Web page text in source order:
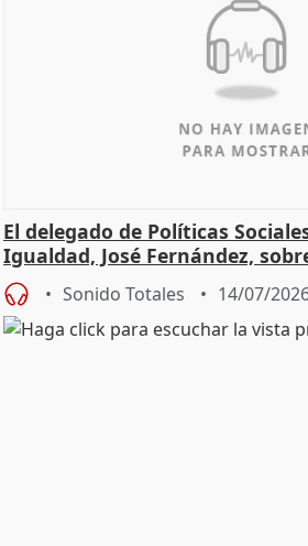
El delegado de Políticas
Igualdad, José Fernández,
Sonido Totales 14/07/